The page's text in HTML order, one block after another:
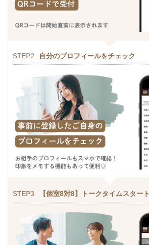
STEP2 自分のプロフィールをチェック
STEP3 【個室8対8】トークタイムスタート